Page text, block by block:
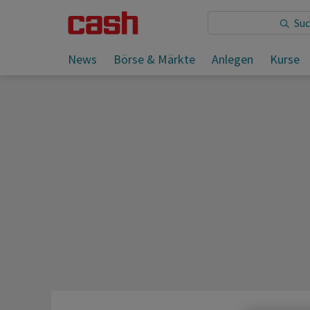
News Börse & Märkte Anlegen Kurse
Sie lesen: